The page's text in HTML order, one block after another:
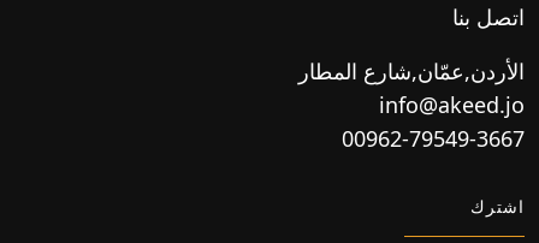
اتصل بنا
الأردن,عمّان,شارع المطار
info@akeed.jo
00962-79549-3667
اشترك